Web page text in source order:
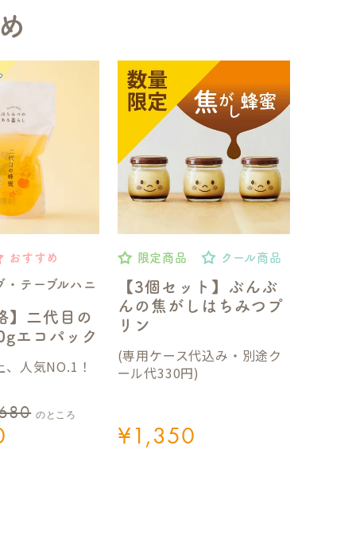
おすすめ
・テーブルハニ
】二代目の
エコパック
人気NO.1！
のところ
限定商品 クール商品
【3個セット】ぶんぶ
んの焦がしはちみつプ
リン
(専用ケース代込み・別途ク
ール代330円)
¥1,350